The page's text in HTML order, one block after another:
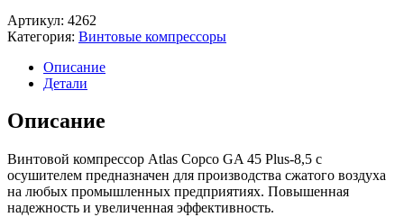
Артикул: 4262
Категория: Винтовые компрессоры
Описание
Детали
Описание
Винтовой компрессор Atlas Copco GA 45 Plus-8,5 с
осушителем предназначен для производства сжатого воздуха
на любых промышленных предприятиях. Повышенная
надежность и увеличенная эффективность.